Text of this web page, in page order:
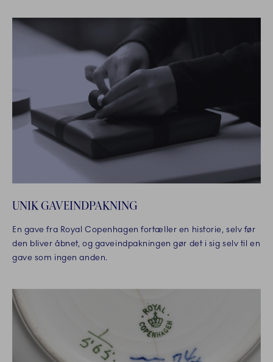
UNIK GAVEINDPAKNING
En gave fra Royal Copenhagen fortæller en historie, selv før
den bliver åbnet, og gaveindpakningen gør det i sig selv til en
gave som ingen anden.